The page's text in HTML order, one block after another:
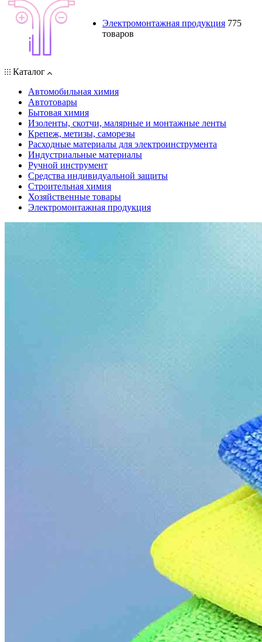
Электромонтажная продукция 775
товаров
Каталог
Автомобильная химия
Автотовары
Бытовая химия
Изоленты, скотчи, малярные и монтажные ленты
Крепеж, метизы, саморезы
Расходные материалы для электроинструмента
Индустриальные материалы
Ручной инструмент
Средства индивидуальной защиты
Строительная химия
Хозяйственные товары
Электромонтажная продукция